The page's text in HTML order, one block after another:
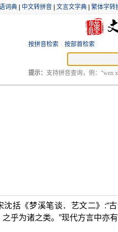
词典 中文转拼音 文言文字典 繁体字转
按拼音检索 按部首检索
提示： 支持拼音查询，例：“wen
沈括《梦溪笔谈．艺文二》:“
乎为诸之类。”现代方言中亦有